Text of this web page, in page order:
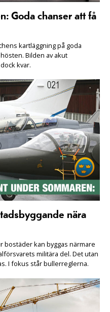
Goda chanser att få
kartläggning på goda
Bilden av akut
kvar.
nära
bostäder kan byggas närmare
militära del. Det utan
I fokus står bullerreglerna.